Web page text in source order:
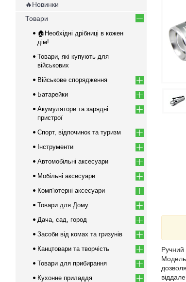
Ручний
Модель
🔥Новинки
Товари
🏠Необхідні дрібниці в кожен
дім!
Товари, які купують для
військових
Військове спорядження
Батарейки
Акумулятори та зарядні
пристрої
Спорт, відпочинок та туризм
Інструменти
Автомобільні аксесуари
Мобільні аксесуари
Комп'ютерні аксесуари
Товари для Дому
Дача, сад, город
Засоби від комах та гризунів
Канцтовари та творчість
Товари для прибирання
Кухонне приладдя